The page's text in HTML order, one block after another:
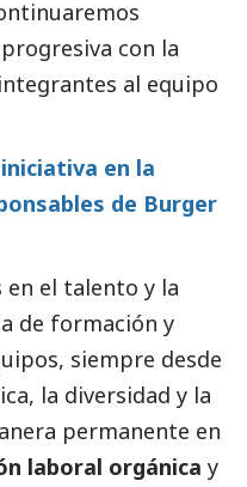
con la
al equipo
en la
de Burger
en el talento y la
de formación y
siempre desde
la diversidad y la
permanente en
laboral orgánica y